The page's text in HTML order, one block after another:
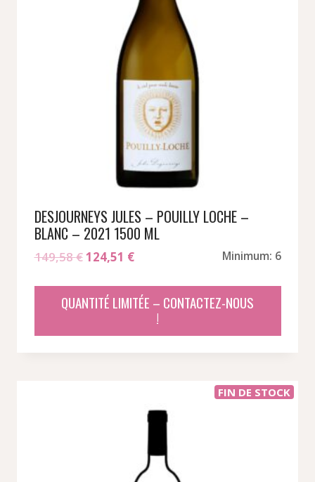
DESJOURNEYS JULES – POUILLY LOCHE –
BLANC – 2021 1500 ML
149,58€Le
initial
était :
124,51 €Le
actuel
est :
Minimum: 6
QUANTITÉ LIMITÉE – CONTACTEZ-NOUS
!
FIN DE STOCK